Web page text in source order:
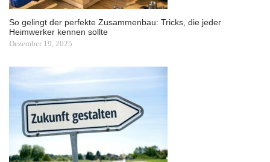
So gelingt der perfekte Zusammenbau: Tricks, die jeder
Heimwerker kennen sollte
Dezember 19, 2025